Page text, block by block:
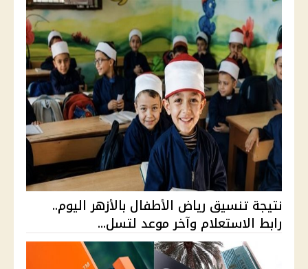
نتيجة تنسيق رياض الأطفال بالأزهر اليوم..
رابط الاستعلام وآخر موعد لتسل...